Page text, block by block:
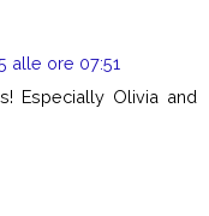
alle ore 07:51
Especially Olivia and